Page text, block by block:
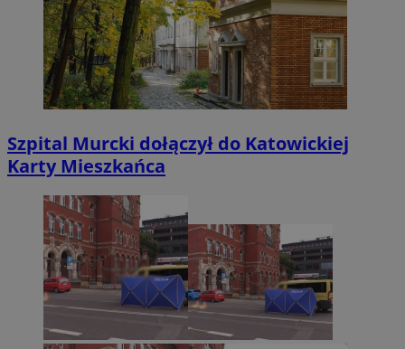
Szpital Murcki dołączył do Katowickiej
Karty Mieszkańca